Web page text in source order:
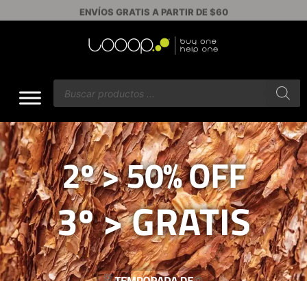
ENVÍOS GRATIS A PARTIR DE $60
2º > 50% OFF
3º > GRATIS